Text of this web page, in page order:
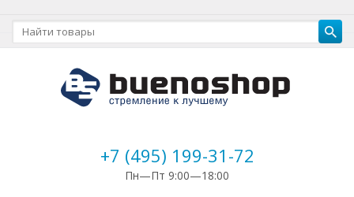
+7 (495) 199-31-72
Пн—Пт 9:00—18:00